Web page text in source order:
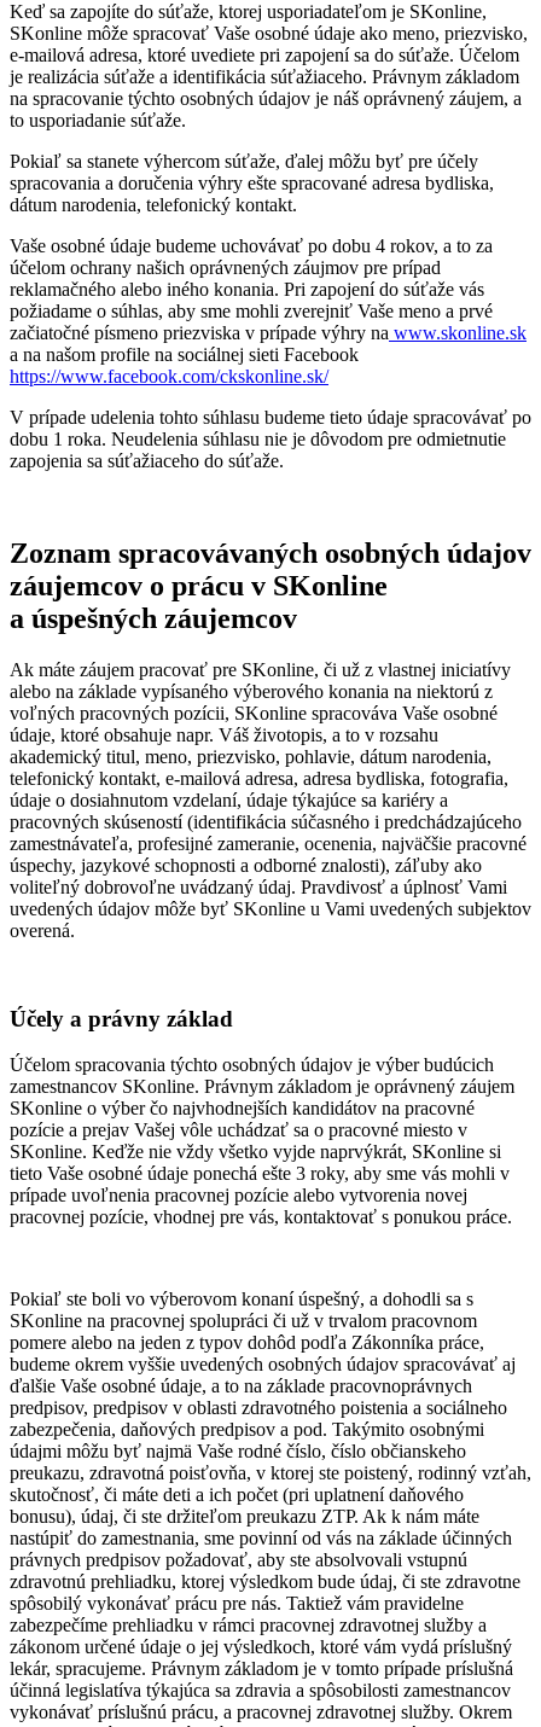
Keď sa zapojíte do súťaže, ktorej usporiadateľom je SKonline,
SKonline môže spracovať Vaše osobné údaje ako meno, priezvisko,
e-mailová adresa, ktoré uvediete pri zapojení sa do súťaže. Účelom
je realizácia súťaže a identifikácia súťažiaceho. Právnym základom
na spracovanie týchto osobných údajov je náš oprávnený záujem, a
to usporiadanie súťaže.
Pokiaľ sa stanete výhercom súťaže, ďalej môžu byť pre účely
spracovania a doručenia výhry ešte spracované adresa bydliska,
dátum narodenia, telefonický kontakt.
Vaše osobné údaje budeme uchovávať po dobu 4 rokov, a to za
účelom ochrany našich oprávnených záujmov pre prípad
reklamačného alebo iného konania. Pri zapojení do súťaže vás
požiadame o súhlas, aby sme mohli zverejniť Vaše meno a prvé
začiatočné písmeno priezviska v prípade výhry na www.skonline.sk
a na našom profile na sociálnej sieti Facebook
https://www.facebook.com/ckskonline.sk/
V prípade udelenia tohto súhlasu budeme tieto údaje spracovávať po
dobu 1 roka. Neudelenia súhlasu nie je dôvodom pre odmietnutie
zapojenia sa súťažiaceho do súťaže.
Zoznam spracovávaných osobných údajov
záujemcov o prácu v SKonline
a úspešných záujemcov
Ak máte záujem pracovať pre SKonline, či už z vlastnej iniciatívy
alebo na základe vypísaného výberového konania na niektorú z
voľných pracovných pozícii, SKonline spracováva Vaše osobné
údaje, ktoré obsahuje napr. Váš životopis, a to v rozsahu
akademický titul, meno, priezvisko, pohlavie, dátum narodenia,
telefonický kontakt, e-mailová adresa, adresa bydliska, fotografia,
údaje o dosiahnutom vzdelaní, údaje týkajúce sa kariéry a
pracovných skúseností (identifikácia súčasného i predchádzajúceho
zamestnávateľa, profesijné zameranie, ocenenia, najväčšie pracovné
úspechy, jazykové schopnosti a odborné znalosti), záľuby ako
voliteľný dobrovoľne uvádzaný údaj. Pravdivosť a úplnosť Vami
uvedených údajov môže byť SKonline u Vami uvedených subjektov
overená.
Účely a právny základ
Účelom spracovania týchto osobných údajov je výber budúcich
zamestnancov SKonline. Právnym základom je oprávnený záujem
SKonline o výber čo najvhodnejších kandidátov na pracovné
pozície a prejav Vašej vôle uchádzať sa o pracovné miesto v
SKonline. Keďže nie vždy všetko vyjde naprvýkrát, SKonline si
tieto Vaše osobné údaje ponechá ešte 3 roky, aby sme vás mohli v
prípade uvoľnenia pracovnej pozície alebo vytvorenia novej
pracovnej pozície, vhodnej pre vás, kontaktovať s ponukou práce.
Pokiaľ ste boli vo výberovom konaní úspešný, a dohodli sa s
SKonline na pracovnej spolupráci či už v trvalom pracovnom
pomere alebo na jeden z typov dohôd podľa Zákonníka práce,
budeme okrem vyššie uvedených osobných údajov spracovávať aj
ďalšie Vaše osobné údaje, a to na základe pracovnoprávnych
predpisov, predpisov v oblasti zdravotného poistenia a sociálneho
zabezpečenia, daňových predpisov a pod. Takýmito osobnými
údajmi môžu byť najmä Vaše rodné číslo, číslo občianskeho
preukazu, zdravotná poisťovňa, v ktorej ste poistený, rodinný vzťah,
skutočnosť, či máte deti a ich počet (pri uplatnení daňového
bonusu), údaj, či ste držiteľom preukazu ZTP. Ak k nám máte
nastúpiť do zamestnania, sme povinní od vás na základe účinných
právnych predpisov požadovať, aby ste absolvovali vstupnú
zdravotnú prehliadku, ktorej výsledkom bude údaj, či ste zdravotne
spôsobilý vykonávať prácu pre nás. Taktiež vám pravidelne
zabezpečíme prehliadku v rámci pracovnej zdravotnej služby a
zákonom určené údaje o jej výsledkoch, ktoré vám vydá príslušný
lekár, spracujeme. Právnym základom je v tomto prípade príslušná
účinná legislatíva týkajúca sa zdravia a spôsobilosti zamestnancov
vykonávať príslušnú prácu, a pracovnej zdravotnej služby. Okrem